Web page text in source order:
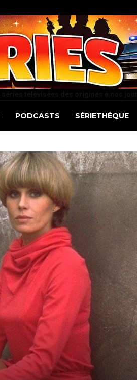
PODCASTS SÉRIETHÈQUE